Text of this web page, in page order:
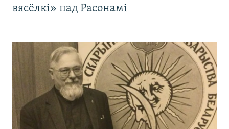
вясёлкі» пад Расонамі